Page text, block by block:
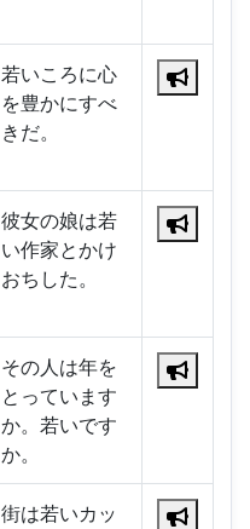
若いころに心
を豊かにすべ
きだ。
彼女の娘は若
い作家とかけ
おちした。
その人は年を
とっています
か。若いです
か。
街は若いカッ